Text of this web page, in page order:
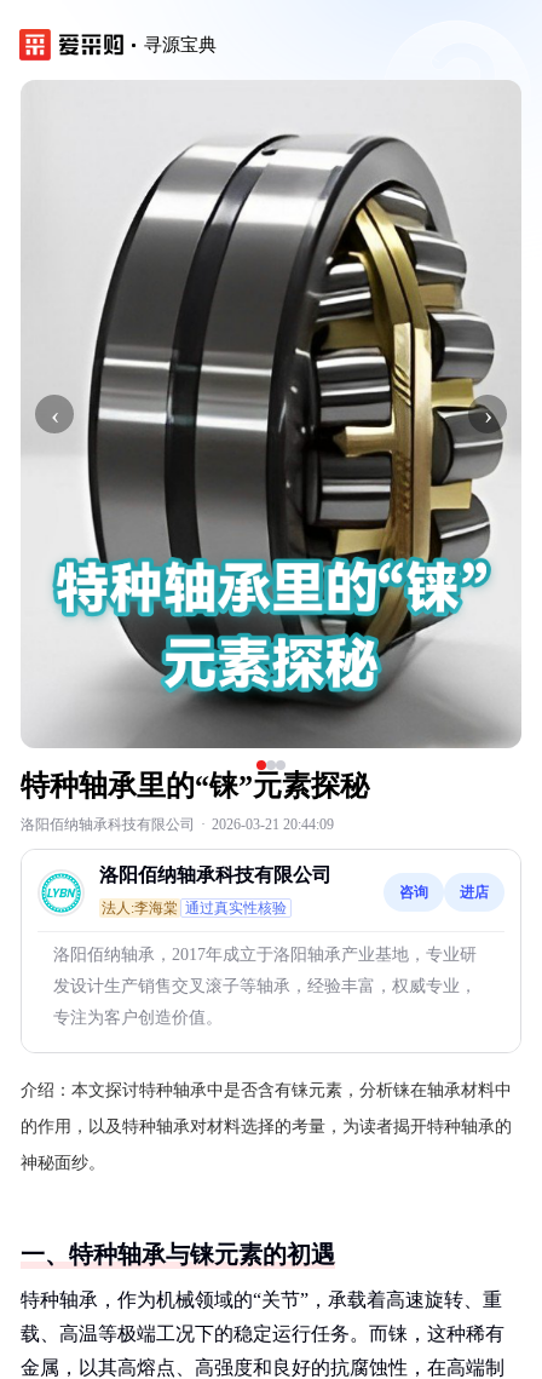
寻源宝典
‹ ›
特种轴承里的“铼”元素探秘
洛阳佰纳轴承科技有限公司 · 2026-03-21 20:44:09
洛阳佰纳轴承科技有限公司
法人:李海棠 通过真实性核验
咨询 进店
洛阳佰纳轴承，2017年成立于洛阳轴承产业基地，专业研
发设计生产销售交叉滚子等轴承，经验丰富，权威专业，
专注为客户创造价值。
介绍： 本文探讨特种轴承中是否含有铼元素，分析铼在轴承材料中
的作用，以及特种轴承对材料选择的考量，为读者揭开特种轴承的
神秘面纱。
一、特种轴承与铼元素的初遇
特种轴承，作为机械领域的“关节”，承载着高速旋转、重
载、高温等极端工况下的稳定运行任务。而铼，这种稀有
金属，以其高熔点、高强度和良好的抗腐蚀性，在高端制